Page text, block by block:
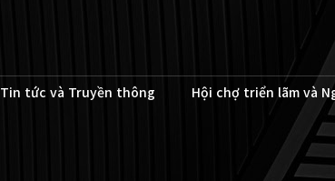
Tin tức và Truyền thông Hội chợ triển lãm và